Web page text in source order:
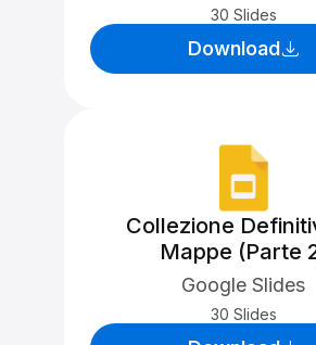
30 Slides
Download
Collezione
Mappe (Parte
Google Slides
30 Slides